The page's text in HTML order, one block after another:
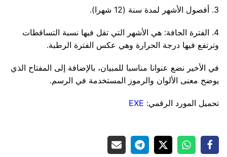
3. أفصول الأشهر لمدة سنة (12 شهرا).
4. الفترة الجافة: هي الأشهر التي تقل فيها نسبة التساقطات
وترتفع فيها درجة الحرارة وهي عكس الفترة الرطبة.
في الأخير نضع عنوانا مناسبا للمبيان، بالإضافة إلى المفتاح الذي
يوضح معنى الألوان والرموز المستخدمة في الرسم.
تحميل المورد الرقمي: EXE